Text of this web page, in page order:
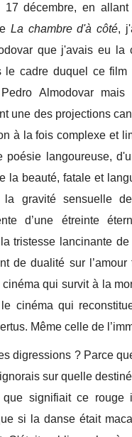
décembre, en
La chambre d'à côté,
que j'avais eu
le cadre duquel ce
Almodovar
une des projections
à la fois complexe et
poésie langoureuse,
la beauté, fatale et
gravité sensuelle
d’une étreinte
tristesse lancinante
de dualité sur
qui survit à la
cinéma qui
Même celle de
digressions ? Parce
sur quelle
signifiait ce rouge
si la danse était